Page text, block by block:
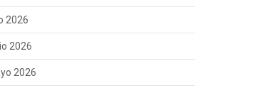
2026
2026
2026